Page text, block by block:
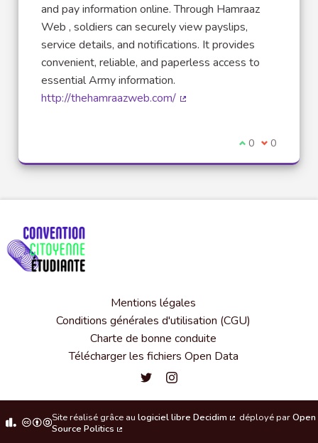
and pay information online. Through Hamraaz
Web , soldiers can securely view payslips,
service details, and notifications. It provides
convenient, reliable, and paperless access to
essential Army information.
http://thehamraazweb.com/
Je suis d'accord
0 Je ne suis
0
Mentions légales
Conditions générales d'utilisation (CGU)
Charte de bonne conduite
Télécharger les fichiers Open Data
Convention citoyenne étudiante
Convention citoyenne
Site réalisé grâce au logiciel libre Decidim
(Lien externe)
déployé parOpen
Source Politics